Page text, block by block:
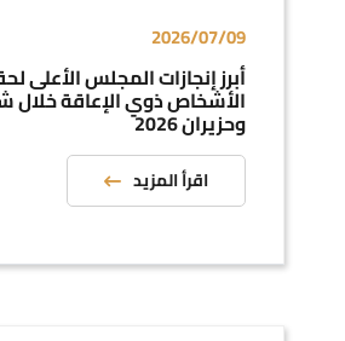
2026/07/09
أﺑﺮز إﻧﺠﺎزات اﻟﻤﺠﻠﺲ اﻷﻋﻠﻰ
اﻷﺷﺨﺎص ذوي اﻹﻋﺎﻗﺔ ﺧﻼل
وﺣﺰﻳﺮان 2026
اقرأ المزيد